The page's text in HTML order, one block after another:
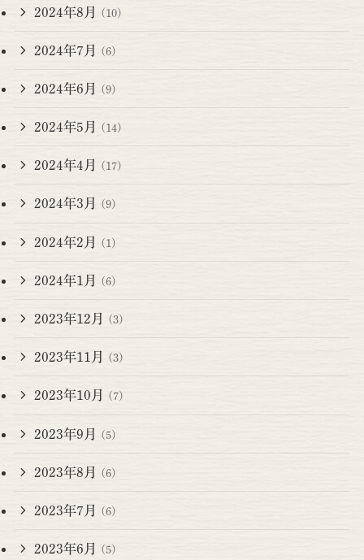
2024年8月 (10)
2024年7月 (6)
2024年6月 (9)
2024年5月 (14)
2024年4月 (17)
2024年3月 (9)
2024年2月 (1)
2024年1月 (6)
2023年12月 (3)
2023年11月 (3)
2023年10月 (7)
2023年9月 (5)
2023年8月 (6)
2023年7月 (6)
2023年6月 (5)